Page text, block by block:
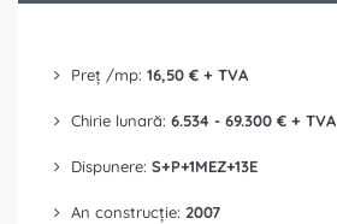
Preț /mp: 16,50 € + TVA
Chirie lunară: 6.534 - 69.300 € + TVA
Dispunere: S+P+1MEZ+13E
An construcție: 2007